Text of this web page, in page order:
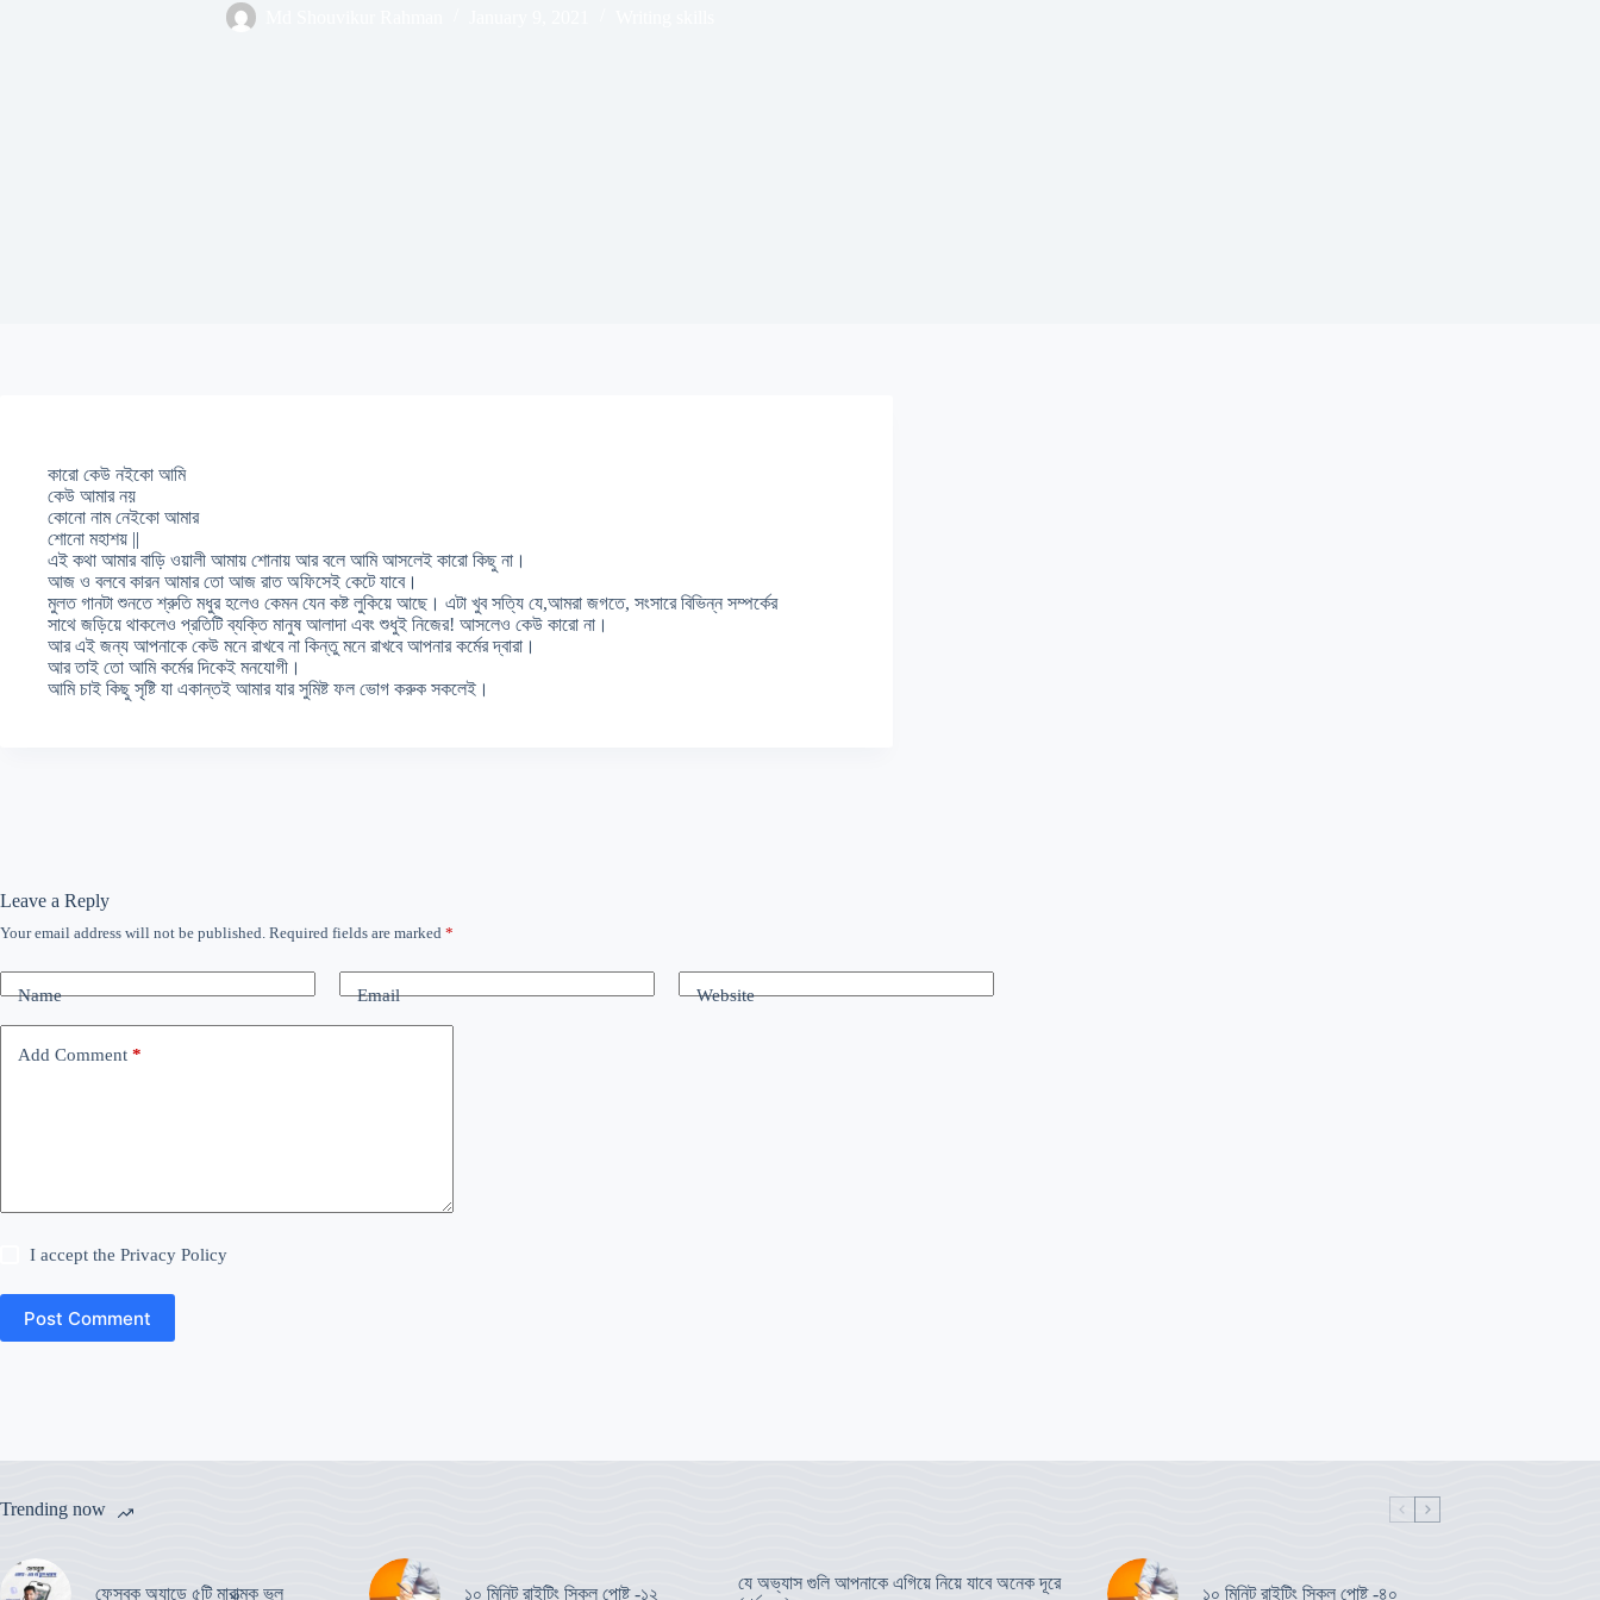
কারো কেউ নইকো আমি
কেউ আমার নয়
কোনো নাম নেইকো আমার
শোনো মহাশয় ||
এই কথা আমার বাড়ি ওয়ালী আমায় শোনায় আর বলে আমি আসলেই কারো কিছু না।
আজ ও বলবে কারন আমার তো আজ রাত অফিসেই কেটে যাবে।
মুলত গানটা শুনতে শ্রুতি মধুর হলেও কেমন যেন কষ্ট লুকিয়ে আছে। এটা খুব সত্যি যে,আমরা জগতে, সংসারে বিভিন্ন সম্পর্কের
সাথে জড়িয়ে থাকলেও প্রতিটি ব্যক্তি মানুষ আলাদা এবং শুধুই নিজের! আসলেও কেউ কারো না।
আর এই জন্য আপনাকে কেউ মনে রাখবে না কিন্তু মনে রাখবে আপনার কর্মের দ্বারা।
আর তাই তো আমি কর্মের দিকেই মনযোগী।
আমি চাই কিছু সৃষ্টি যা একান্তই আমার যার সুমিষ্ট ফল ভোগ করুক সকলেই।
Leave a Reply
Your email address will not be published. Required fields are marked *
Name Email Website
Add Comment *
I accept thePrivacy Policy
Post Comment
Trending now
ফেসবুক অ্যাডে ৫টি মারাত্মক ভুল ১০ মিনিট রাইটিং স্কিল পোষ্ট -১২
যে অভ্যাস গুলি আপনাকে এগিয়ে নিয়ে যাবে অনেক দূরে
১০ মিনিট রাইটিং স্কিল পোষ্ট -৪০